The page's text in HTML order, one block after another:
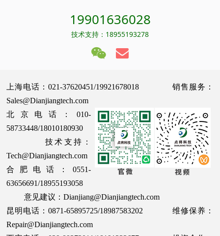
19901636028
技术支持：18955193278
上海电话：021-37620451/19921678018 销售服务：
Sales@Dianjiangtech.com
北京电话：010-
58733448/18010180930
技术支持：
Tech@Dianjiangtech.com
合肥电话：0551-
63656691/18955193058
意见建议：Dianjiang@Dianjiangtech.com
昆明电话：0871-65895725/18987583202 维修保养：
Repair@Dianjiangtech.com